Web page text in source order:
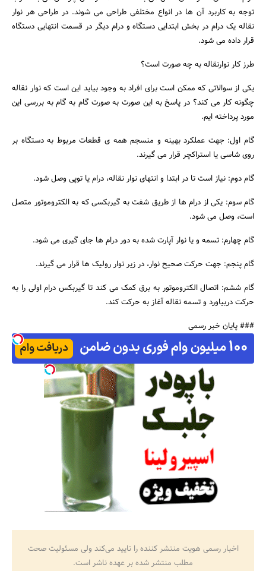
توجه به کاربرد آن ها در انواع مختلفی طراحی می شوند. در طراحی هر نوار
نقاله یک درام در بخش ابتدایی دستگاه و درام دیگر در قسمت انتهایی دستگاه
قرار داده می شود.
طرز کار نوارنقاله به چه صورت است؟
یکی از سوالاتی که ممکن است برای افراد به وجود بیاید این است که نوار نقاله
چگونه کار می کند؟ در پاسخ به این صورت به صورت گام به گام به بررسی این
مورد پرداخته ایم.
گام اول: جهت عملکرد بهینه و منسجم همه ی قطعات مربوط به دستگاه بر
روی شاسی یا استراکچر قرار می گیرند.
گام دوم: نیاز است تا در ابتدا و انتهای نوار نقاله، درام یا توپی وصل شود.
گام سوم: یکی از درام ها از طریق شفت به گیربکسی که به الکتروموتور متصل
است، وصل می شود.
گام چهارم: تسمه و یا نوار آپارت شده به دور درام ها جای گیری می شود.
گام پنجم: جهت حرکت صحیح نوار، در زیر نوار رولیک ها قرار می گیرند.
گام ششم: اتصال الکتروموتور به برق کمک می کند تا گیربکس درام اولی را به
حرکت دربیاورد و تسمه نقاله آغاز به حرکت کند.
### پایان خبر رسمی
اخبار رسمی هویت منتشر کننده را تایید می‌کند ولی مسئولیت صحت
مطلب منتشر شده بر عهده ناشر است.